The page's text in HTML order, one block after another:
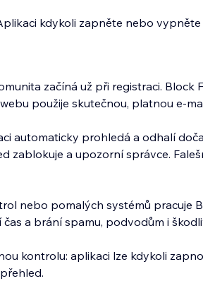
kdykoli zapněte nebo
začíná už při registraci. Block
použije skutečnou, platnou e-
automaticky prohledá a odhalí
zablokuje a upozorní správce.
nebo pomalých systémů pracuje
a brání spamu, podvodům i
kontrolu: aplikaci lze kdykoli